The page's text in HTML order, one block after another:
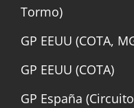
Tormo)
GP EEUU (COTA,
GP EEUU (COTA)
GP España